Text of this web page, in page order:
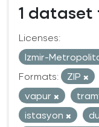
1 dataset
Licenses:
Izmir-
Formats:
ZIP
vapur
istasyon